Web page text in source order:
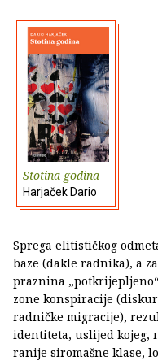
Stotina godina
Harjaček Dario
Sprega elitističkog
baze (dakle radnika), a
praznina
zone konspiracije
radničke migracije),
identiteta, uslijed kojeg,
ranije siromašne klase,